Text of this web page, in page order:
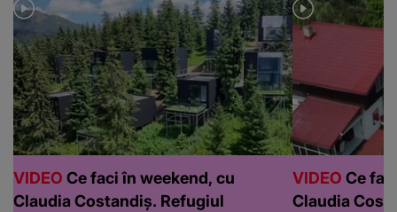
VIDEO Ce faci în weekend, cu
Claudia Costandiș. Refugiul
VIDEO Ce
Claudia